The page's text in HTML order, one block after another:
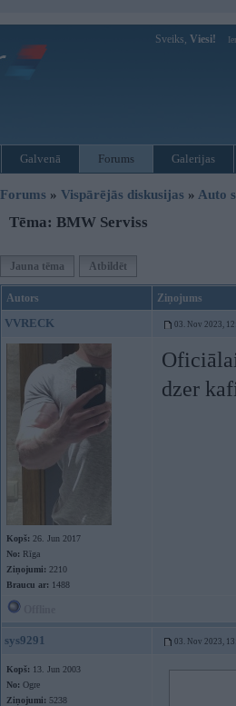
Sveiks, Viesi!
Galvenā Forums Galerijas
Forums » Vispārējās diskusijas » Auto
Tēma: BMW Serviss
Jauna tēma Atbildēt
Autors Ziņojums
VVRECK 03. Nov 2023,
Kopš: 26. Jun 2017
No: Rīga
Ziņojumi: 2210
Braucu ar: 1488
dzer
sys9291 03. Nov 2023,
Kopš: 13. Jun 2003
No: Ogre
Ziņojumi: 5238